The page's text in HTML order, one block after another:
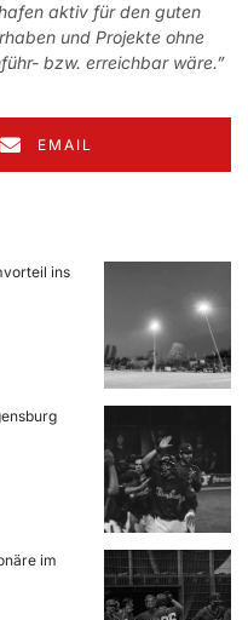
aktiv für den guten
und Projekte ohne
bzw. erreichbar wäre.”
EMAIL
ins
im